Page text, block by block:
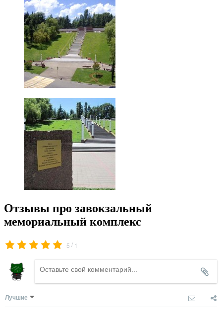
Отзывы про завокзальный
мемориальный комплекс
5 / 1
Лучшие